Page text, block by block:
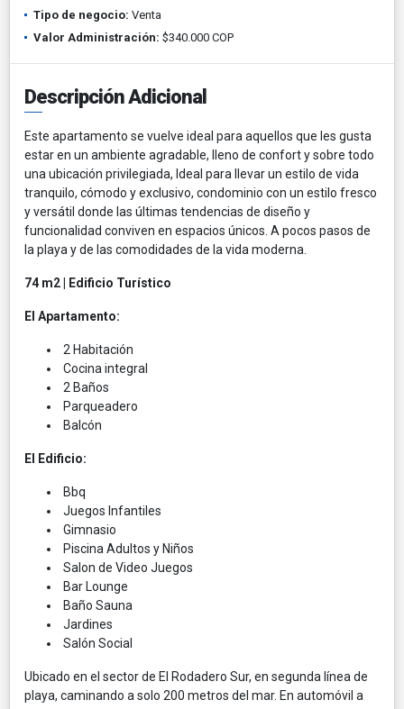
Tipo de negocio: Venta
Valor Administración: $340.000 COP
Descripción Adicional
Este apartamento se vuelve ideal para aquellos que les gusta
estar en un ambiente agradable, lleno de confort y sobre todo
una ubicación privilegiada, Ideal para llevar un estilo de vida
tranquilo, cómodo y exclusivo, condominio con un estilo fresco
y versátil donde las últimas tendencias de diseño y
funcionalidad conviven en espacios únicos. A pocos pasos de
la playa y de las comodidades de la vida moderna.
74 m2 | Edificio Turístico
El Apartamento:
2 Habitación
Cocina integral
2 Baños
Parqueadero
Balcón
El Edificio:
Bbq
Juegos Infantiles
Gimnasio
Piscina Adultos y Niños
Salon de Video Juegos
Bar Lounge
Baño Sauna
Jardines
Salón Social
Ubicado en el sector de El Rodadero Sur, en segunda línea de
playa, caminando a solo 200 metros del mar. En automóvil a